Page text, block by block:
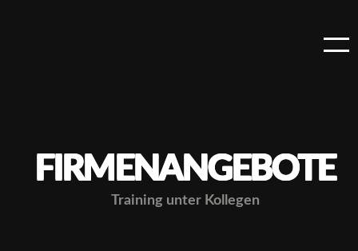
FIRMEN­ANGEBOTE
Training unter Kollegen